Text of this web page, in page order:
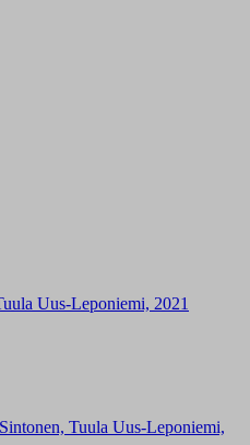
Uus-Leponiemi, 2021
Tuula Uus-Leponiemi,